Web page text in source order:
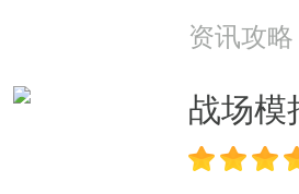
资讯攻略
战场模